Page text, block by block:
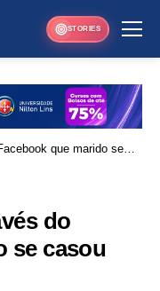
STORIES
que marido se
do
se casou